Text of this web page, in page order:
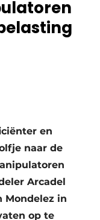
en
naar de
Arcadel
Mondelez in
op te